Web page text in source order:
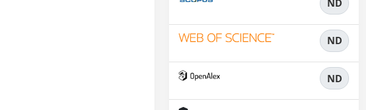
ND
ND
ND